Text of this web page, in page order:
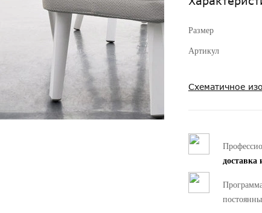
Размер
Артикул
Схематичное
доставка